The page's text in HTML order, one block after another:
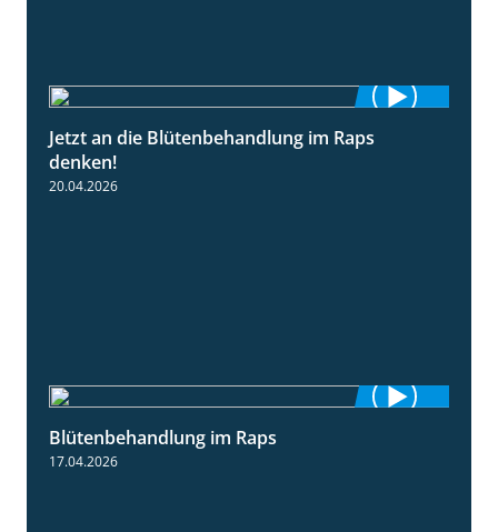
Jetzt an die Blütenbehandlung im Raps
denken!
20.04.2026
Blütenbehandlung im Raps
17.04.2026